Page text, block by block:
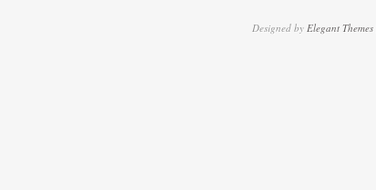
Designed by Elegant Themes